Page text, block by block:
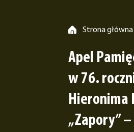
Strona główna
Apel
w 76.
Hieronima
„Zapory”